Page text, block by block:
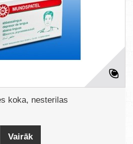
koka, nesterilas
Vairāk